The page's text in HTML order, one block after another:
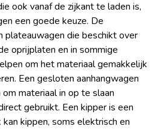
ook vanaf de zijkant te laden is,
een goede keuze. De
plateauwagen die beschikt over
oprijplaten en in sommige
om het materiaal gemakkelijk
Een gesloten aanhangwagen
materiaal in op te slaan
gebruikt. Een kipper is een
kippen, soms elektrisch en